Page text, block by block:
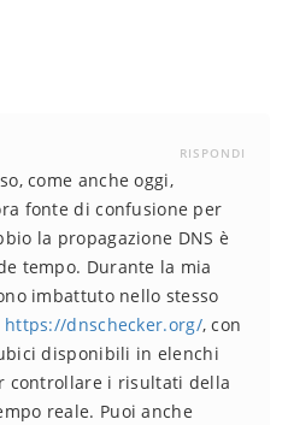
RISPONDI
come anche oggi,
fonte di confusione per
la propagazione DNS è
tempo. Durante la mia
imbattuto nello stesso
https://dnschecker.org/, con
disponibili in elenchi
controllare i risultati della
reale. Puoi anche